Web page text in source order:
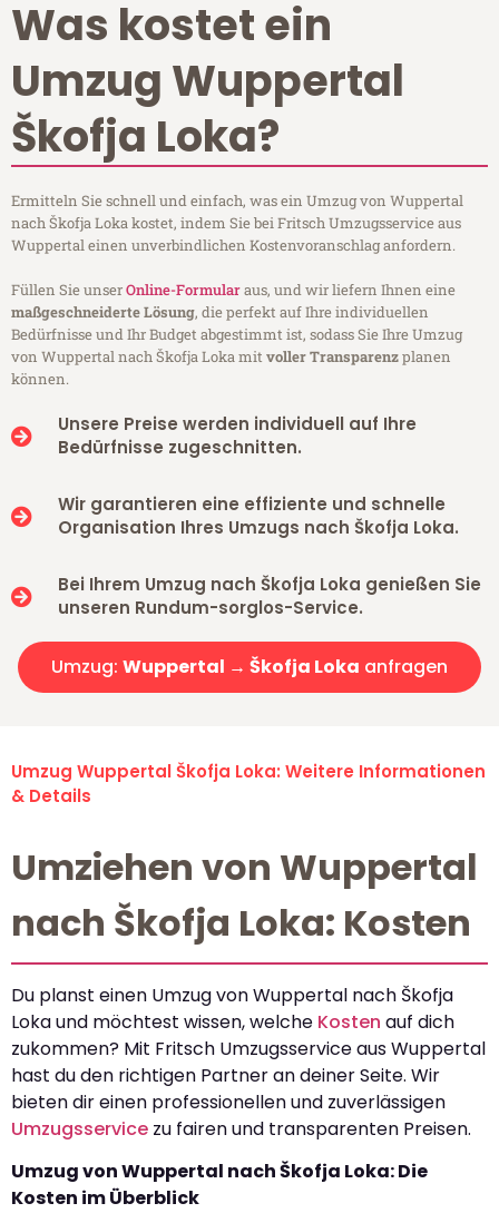
Was kostet ein
Umzug Wuppertal
Škofja Loka?
Ermitteln Sie schnell und einfach, was ein Umzug von Wuppertal
nach Škofja Loka kostet, indem Sie bei Fritsch Umzugsservice aus
Wuppertal einen unverbindlichen Kostenvoranschlag anfordern.
Füllen Sie unserOnline-Formularaus, und wir liefern Ihnen eine
maßgeschneiderte Lösung, die perfekt auf Ihre individuellen
Bedürfnisse und Ihr Budget abgestimmt ist, sodass Sie Ihre Umzug
von Wuppertal nach Škofja Loka mitvoller Transparenzplanen
können.
Unsere Preise werden individuell auf Ihre
Bedürfnisse zugeschnitten.
Wir garantieren eine effiziente und schnelle
Organisation Ihres Umzugs nach Škofja Loka.
Bei Ihrem Umzug nach Škofja Loka genießen Sie
unseren Rundum-sorglos-Service.
Umzug: Wuppertal → Škofja Loka anfragen
Umzug Wuppertal Škofja Loka: Weitere Informationen
& Details
Umziehen von Wuppertal
nach Škofja Loka: Kosten
Du planst einen Umzug von Wuppertal nach Škofja
Loka und möchtest wissen, welche Kosten auf dich
zukommen? Mit Fritsch Umzugsservice aus Wuppertal
hast du den richtigen Partner an deiner Seite. Wir
bieten dir einen professionellen und zuverlässigen
Umzugsservice zu fairen und transparenten Preisen.
Umzug von Wuppertal nach Škofja Loka: Die
Kosten im Überblick